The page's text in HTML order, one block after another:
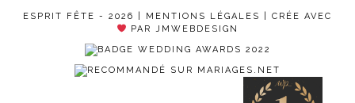
ESPRIT FÊTE - 2026 | MENTIONS LÉGALES
| CRÉE AVEC
PAR JMWEBDESIGN